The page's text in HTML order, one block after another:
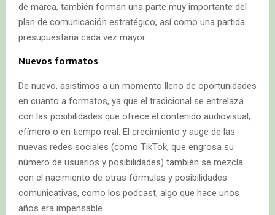
de marca, también forman una parte muy importante del
plan de comunicación estratégico, así como una partida
presupuestaria cada vez mayor.
Nuevos formatos
De nuevo, asistimos a un momento lleno de oportunidades
en cuanto a formatos, ya que el tradicional se entrelaza
con las posibilidades que ofrece el contenido audiovisual,
efímero o en tiempo real. El crecimiento y auge de las
nuevas redes sociales (como TikTok, que engrosa su
número de usuarios y posibilidades) también se mezcla
con el nacimiento de otras fórmulas y posibilidades
comunicativas, como los podcast, algo que hace unos
años era impensable.